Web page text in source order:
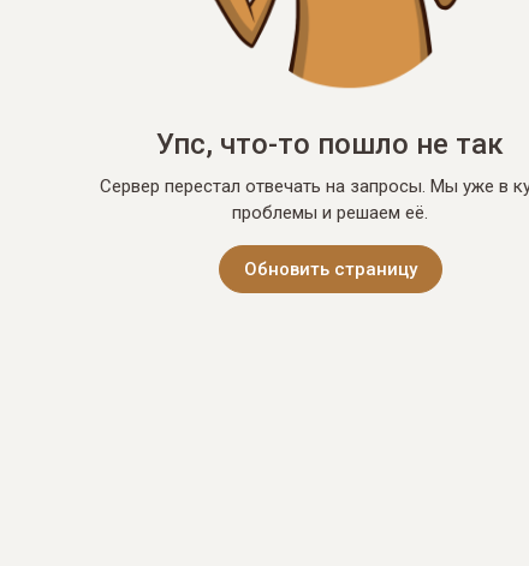
Упс, что-то пошло не так
Сервер перестал отвечать на запросы. Мы уже в
проблемы и решаем её.
Обновить страницу